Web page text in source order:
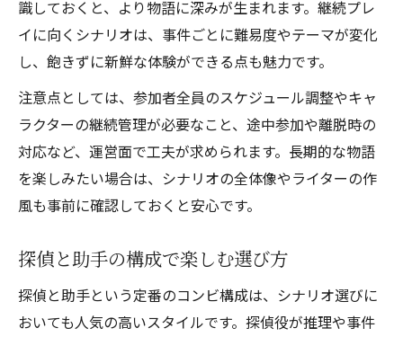
識しておくと、より物語に深みが生まれます。継続プレ
イに向くシナリオは、事件ごとに難易度やテーマが変化
し、飽きずに新鮮な体験ができる点も魅力です。
注意点としては、参加者全員のスケジュール調整やキャ
ラクターの継続管理が必要なこと、途中参加や離脱時の
対応など、運営面で工夫が求められます。長期的な物語
を楽しみたい場合は、シナリオの全体像やライターの作
風も事前に確認しておくと安心です。
探偵と助手の構成で楽しむ選び方
探偵と助手という定番のコンビ構成は、シナリオ選びに
おいても人気の高いスタイルです。探偵役が推理や事件